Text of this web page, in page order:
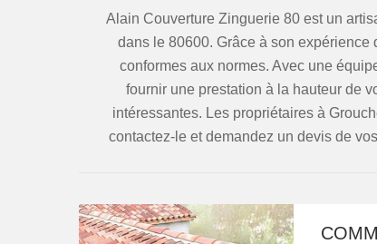
Alain Couverture Zinguerie 80 est un
dans le 80600. Grâce à son
conformes aux normes. Avec une
fournir une prestation à la hauteur de
intéressantes. Les propriétaires à
contactez-le et demandez un devis de